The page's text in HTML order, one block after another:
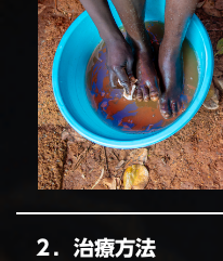
２．治療方法